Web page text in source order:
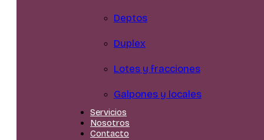
Deptos
Duplex
Lotes y fracciones
Galpones y locales
Servicios
Nosotros
Contacto